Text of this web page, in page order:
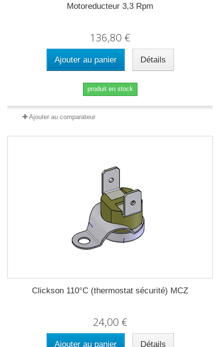
Motoreducteur 3,3 Rpm
136,80 €
Ajouter au panier Détails
produit en stock
Ajouter au comparateur
Clickson 110°C (thermostat sécurité) MCZ
24,00 €
Ajouter au panier Détails